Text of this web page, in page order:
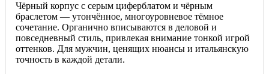
Чёрный корпус с серым циферблатом и чёрным
браслетом — утончённое, многоуровневое тёмное
сочетание. Органично вписываются в деловой и
повседневный стиль, привлекая внимание тонкой игрой
оттенков. Для мужчин, ценящих нюансы и итальянскую
точность в каждой детали.